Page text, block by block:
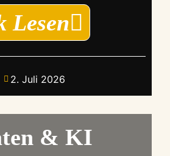
Lesen
2. Juli 2026
& KI